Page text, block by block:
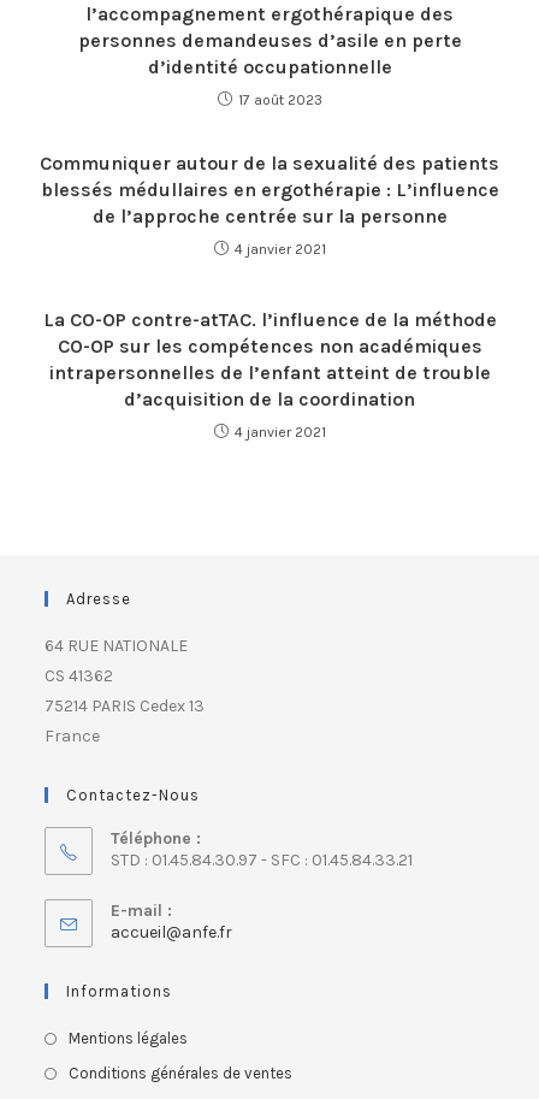
l’accompagnement ergothérapique des
personnes demandeuses d’asile en perte
d’identité occupationnelle
17 août 2023
Communiquer autour de la sexualité des patients
blessés médullaires en ergothérapie : L’influence
de l’approche centrée sur la personne
4 janvier 2021
La CO-OP contre-atTAC. l’influence de la méthode
CO-OP sur les compétences non académiques
intrapersonnelles de l’enfant atteint de trouble
d’acquisition de la coordination
4 janvier 2021
Adresse
64 RUE NATIONALE
CS 41362
75214 PARIS Cedex 13
France
Contactez-Nous
Téléphone :
STD : 01.45.84.30.97 - SFC : 01.45.84.33.21
E-mail :
accueil@anfe.fr
Informations
Mentions légales
Conditions générales de ventes